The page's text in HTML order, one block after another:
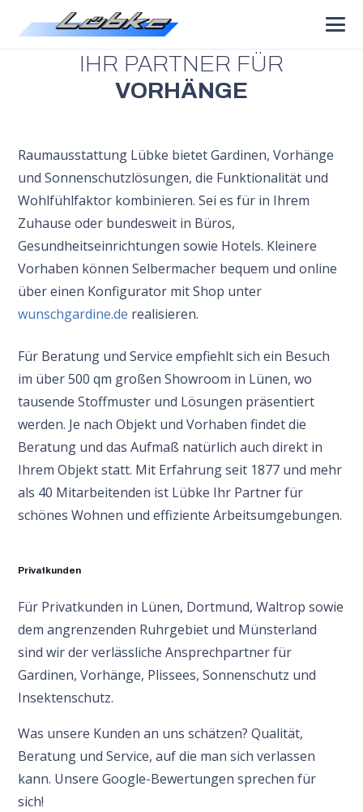
LÜBKE
IHR PARTNER FÜR
VORHÄNGE
Raumausstattung Lübke bietet Gardinen, Vorhänge
und Sonnenschutzlösungen, die Funktionalität und
Wohlfühlfaktor kombinieren. Sei es für in Ihrem
Zuhause oder bundesweit in Büros,
Gesundheitseinrichtungen sowie Hotels. Kleinere
Vorhaben können Selbermacher bequem und online
über einen Konfigurator mit Shop unter
wunschgardine.de realisieren.
Für Beratung und Service empfiehlt sich ein Besuch
im über 500 qm großen Showroom in Lünen, wo
tausende Stoffmuster und Lösungen präsentiert
werden. Je nach Objekt und Vorhaben findet die
Beratung und das Aufmaß natürlich auch direkt in
Ihrem Objekt statt. Mit Erfahrung seit 1877 und mehr
als 40 Mitarbeitenden ist Lübke Ihr Partner für
schönes Wohnen und effiziente Arbeitsumgebungen.
Privatkunden
Für Privatkunden in Lünen, Dortmund, Waltrop sowie
dem angrenzenden Ruhrgebiet und Münsterland
sind wir der verlässliche Ansprechpartner für
Gardinen, Vorhänge, Plissees, Sonnenschutz und
Insektenschutz.
Was unsere Kunden an uns schätzen? Qualität,
Beratung und Service, auf die man sich verlassen
kann. Unsere Google-Bewertungen sprechen für
sich!